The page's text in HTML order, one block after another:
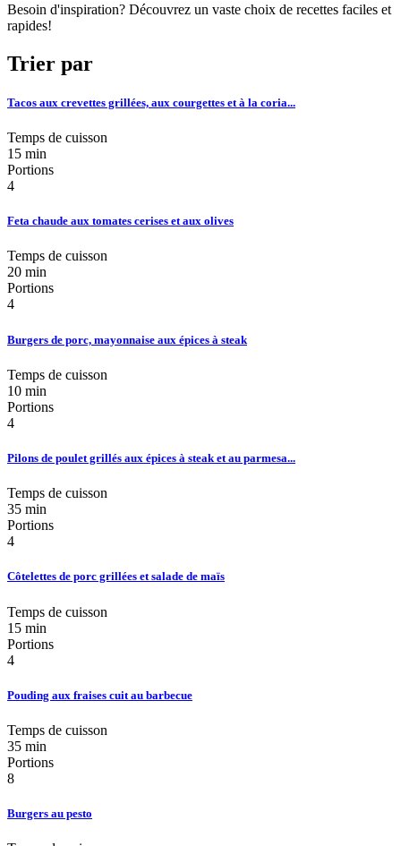
Besoin d'inspiration? Découvrez un vaste choix de recettes faciles et
rapides!
Trier par
Tacos aux crevettes grillées, aux courgettes et à la coria...
Temps de cuisson
15 min
Portions
4
Feta chaude aux tomates cerises et aux olives
Temps de cuisson
20 min
Portions
4
Burgers de porc, mayonnaise aux épices à steak
Temps de cuisson
10 min
Portions
4
Pilons de poulet grillés aux épices à steak et au parmesa...
Temps de cuisson
35 min
Portions
4
Côtelettes de porc grillées et salade de maïs
Temps de cuisson
15 min
Portions
4
Pouding aux fraises cuit au barbecue
Temps de cuisson
35 min
Portions
8
Burgers au pesto